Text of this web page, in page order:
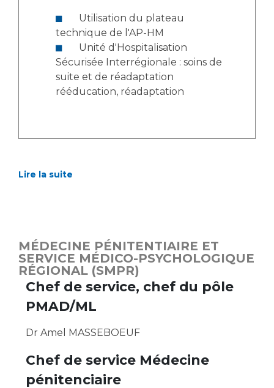
technique de l'AP-HM
Sécurisée Interrégionale : soins de
suite et de réadaptation
rééducation, réadaptation
Lire la suite
MÉDECINE PÉNITENTIAIRE ET
SERVICE MÉDICO-PSYCHOLOGIQUE
RÉGIONAL (SMPR)
Chef de service, chef du pôle
PMAD/ML
Dr Amel MASSEBOEUF
Chef de service Médecine
pénitenciaire